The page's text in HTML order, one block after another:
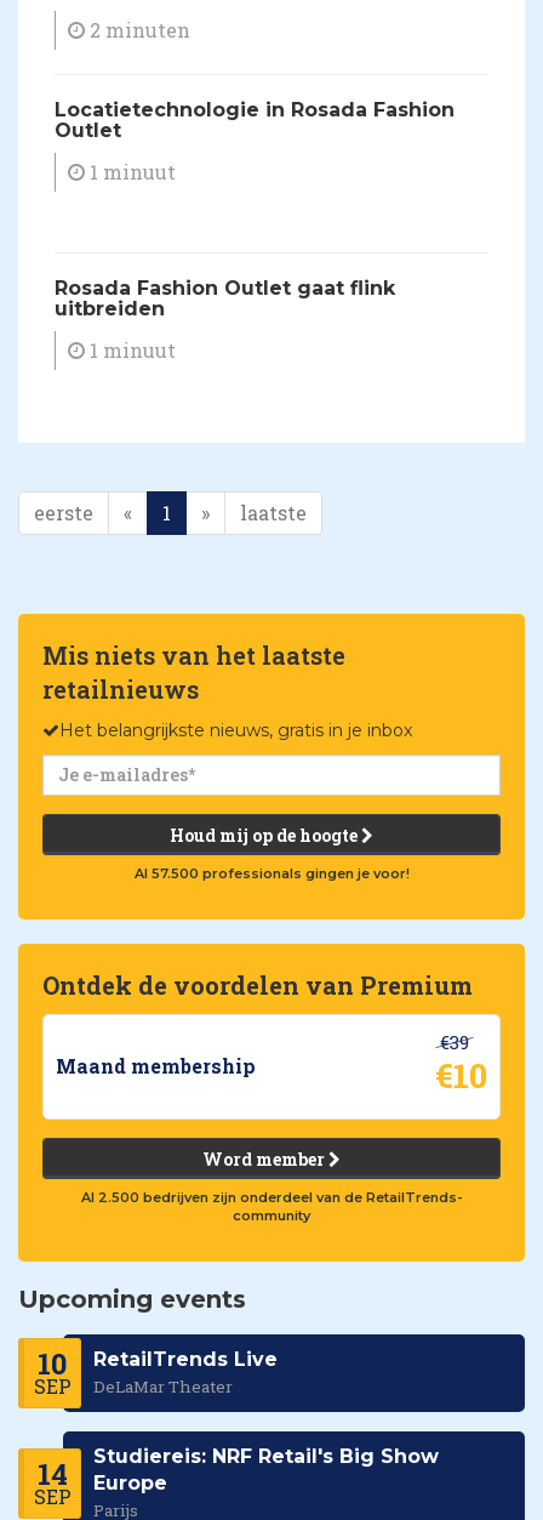
2 minuten
Locatietechnologie in Rosada Fashion
Outlet
1 minuut
Rosada Fashion Outlet gaat flink
uitbreiden
1 minuut
eerste « 1 » laatste
Mis niets van het laatste
retailnieuws
Het belangrijkste nieuws, gratis in je inbox
Houd mij op de hoogte
Al 57.500 professionals gingen je voor!
Ontdek de voordelen van Premium
Maand membership
€39
€10
Word member
Al 2.500 bedrijven zijn onderdeel van de RetailTrends-
community
Upcoming events
10
SEP
RetailTrends Live
DeLaMar Theater
14
SEP
Studiereis: NRF Retail's Big Show
Europe
Parijs